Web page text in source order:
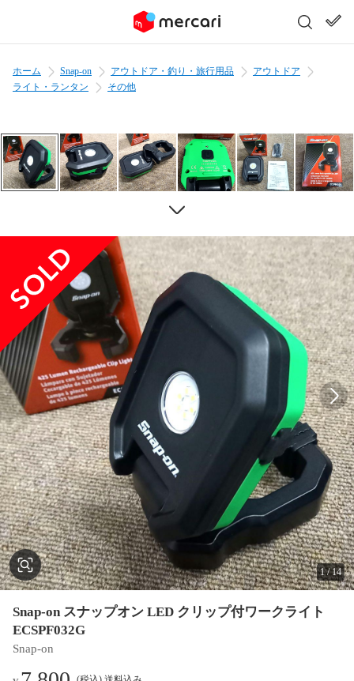
ホーム Snap-on アウトドア・釣り・旅行用品
アウトドア
ライト・ランタン
その他
1/14
Snap-on スナップオン LED クリップ付ワークライト
ECSPF032G
Snap-on